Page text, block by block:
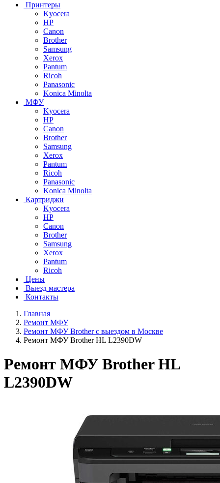
Принтеры
Kyocera
HP
Canon
Brother
Samsung
Xerox
Pantum
Ricoh
Panasonic
Konica Minolta
МФУ
Kyocera
HP
Canon
Brother
Samsung
Xerox
Pantum
Ricoh
Panasonic
Konica Minolta
Картриджи
Kyocera
HP
Canon
Brother
Samsung
Xerox
Pantum
Ricoh
Цены
Выезд мастера
Контакты
Главная
Ремонт МФУ
Ремонт МФУ Brother с выездом в Москве
Ремонт МФУ Brother HL L2390DW
Ремонт МФУ Brother HL
L2390DW